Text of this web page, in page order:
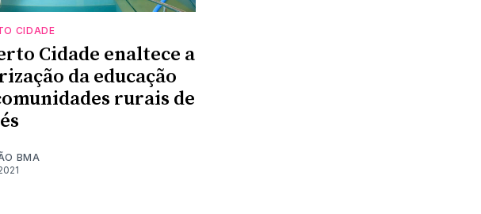
CIDADE
Cidade enaltece a
da educação
rurais de
BMA